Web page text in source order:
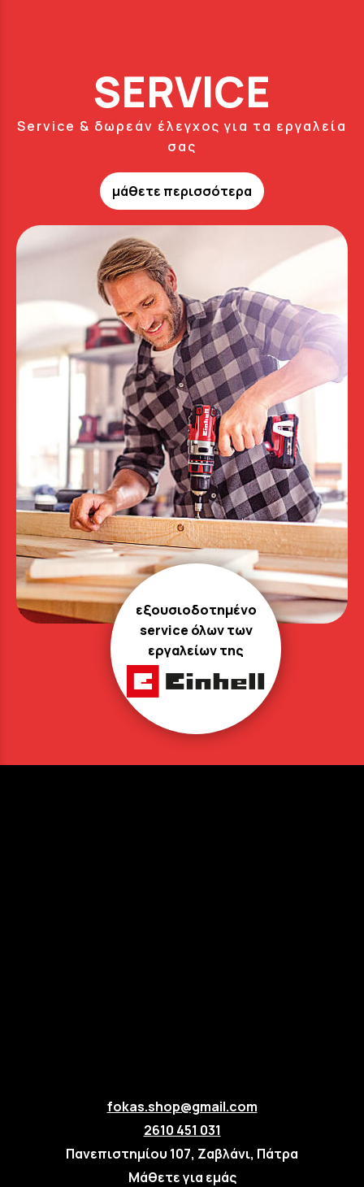
SERVICE
Service & δωρεάν έλεγχος για τα εργαλεία
σας
μάθετε περισσότερα
εξουσιοδοτημένο
service όλων των
εργαλείων της
fokas.shop@gmail.com
2610 451 031
Πανεπιστημίου 107, Ζαβλάνι, Πάτρα
Μάθετε για εμάς